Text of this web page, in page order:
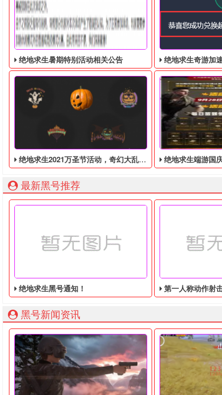
绝地求生暑期特别活动相关公告 绝地求生奇游加速器免
绝地求生2021万圣节活动，奇幻大乱斗回归，还有新皮肤和新地图 绝地求生端游国庆节的终极白嫖活
最新黑号推荐
绝地求生黑号通知！ 第一人称动作射击游戏《绝地
黑号新闻资讯